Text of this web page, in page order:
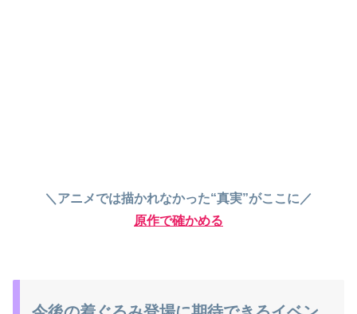
＼アニメでは描かれなかった“真実”がここに／
原作で確かめる